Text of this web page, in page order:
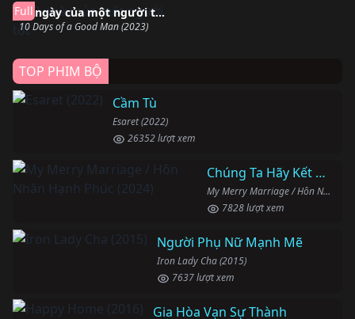
10 ngày của một người tốt
10 Days of a Good Man (2023)
Full
TOP PHIM BỘ
Cầm Tù
Esaret (2022)
26352 lượt xem
Chúng Ta Hãy Kết Hôn Nhé
My Merry Marriage / Hôn Nhân Hạnh Phúc (2024)
7828 lượt xem
Người Phụ Nữ Mạnh Mẽ
Iron Lady Cha (2015)
7637 lượt xem
Gia Hòa Vạn Sự Thành